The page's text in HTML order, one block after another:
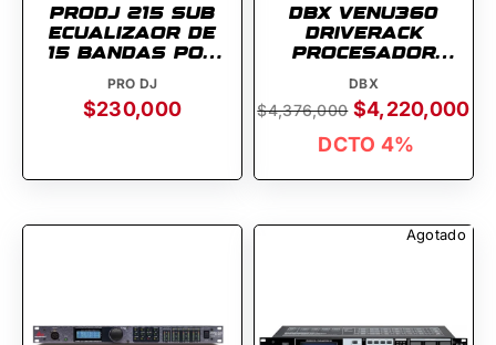
PRODJ 215 SUB
ECUALIZAOR DE
15 BANDAS POR
PRO DJ
$230,000
DBX VENU360
DRIVERACK
PROCESADOR
DBX
$4,376,000 $4,220,000
DCTO 4%
Agotado